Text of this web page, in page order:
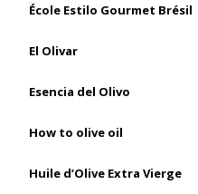
École Estilo Gourmet Brésil
El Olivar
Esencia del Olivo
How to olive oil
Huile d’Olive Extra Vierge